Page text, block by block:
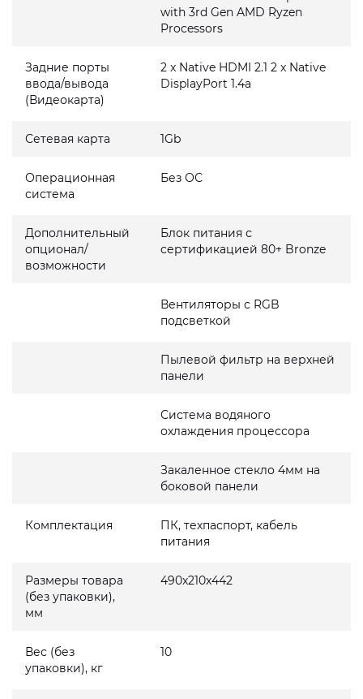
with 3rd Gen AMD Ryzen
Processors
Задние порты
ввода/вывода
(Видеокарта)
2 x Native HDMI 2.1 2 x Native
DisplayPort 1.4a
Сетевая карта 1Gb
Операционная
система
Без ОС
Дополнительный
опционал/
возможности
Блок питания с
сертификацией 80+ Bronze
Вентиляторы с RGB
подсветкой
Пылевой фильтр на верхней
панели
Система водяного
охлаждения процессора
Закаленное стекло 4мм на
боковой панели
Комплектация
ПК, техпаспорт, кабель
питания
Размеры товара
(без упаковки),
мм
490x210x442
Вес (без
упаковки), кг
10